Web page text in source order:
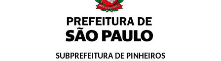
SUBPREFEITURA DE PINHEIROS